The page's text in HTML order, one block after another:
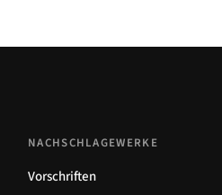
NACHSCHLAGEWERKE
Vorschriften